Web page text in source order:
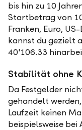
bis hin zu 10
Startbetrag von
Franken, Euro,
kannst du gezielt
40'106.33
Stabilität ohne
Da Festgelder
gehandelt
Laufzeit keinen
beispielsweise